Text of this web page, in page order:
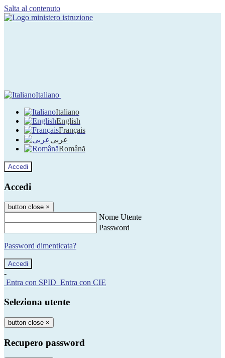
Salta al contenuto
Italiano
Italiano
English
Français
عربى
Română
Accedi
Accedi
button close ×
Nome Utente
Password
Password dimenticata?
-
Entra con SPID Entra con CIE
Seleziona utente
button close ×
Recupero password